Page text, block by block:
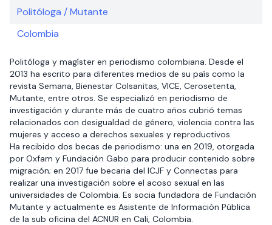
Politóloga / Mutante
Colombia
Politóloga y magíster en periodismo colombiana. Desde el
2013 ha escrito para diferentes medios de su país como la
revista Semana, Bienestar Colsanitas, VICE, Cerosetenta,
Mutante, entre otros. Se especializó en periodismo de
investigación y durante más de cuatro años cubrió temas
relacionados con desigualdad de género, violencia contra las
mujeres y acceso a derechos sexuales y reproductivos.
Ha recibido dos becas de periodismo: una en 2019, otorgada
por Oxfam y Fundación Gabo para producir contenido sobre
migración; en 2017 fue becaria del ICJF y Connectas para
realizar una investigación sobre el acoso sexual en las
universidades de Colombia. Es socia fundadora de Fundación
Mutante y actualmente es Asistente de Información Pública
de la sub oficina del ACNUR en Cali, Colombia.